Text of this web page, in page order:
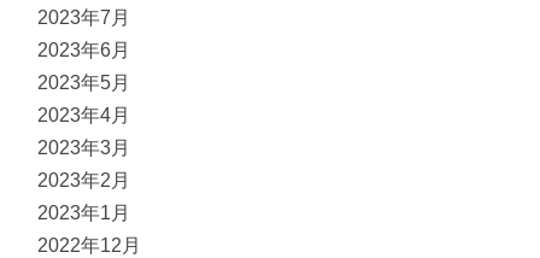
2023年7月
2023年6月
2023年5月
2023年4月
2023年3月
2023年2月
2023年1月
2022年12月